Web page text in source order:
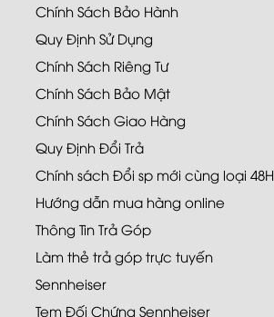
Chính Sách Bảo Hành
Quy Định Sử Dụng
Chính Sách Riêng Tư
Chính Sách Bảo Mật
Chính Sách Giao Hàng
Quy Định Đổi Trả
Chính sách Đổi sp mới cùng loại 48H
Hướng dẫn mua hàng online
Thông Tin Trả Góp
Làm thẻ trả góp trực tuyến
Sennheiser
Tem Đối Chứng Sennheiser